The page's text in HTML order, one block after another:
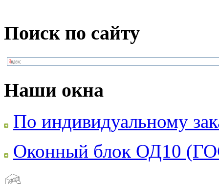
Поиск по сайту
Наши окна
По индивидуальному
Оконный блок ОД10